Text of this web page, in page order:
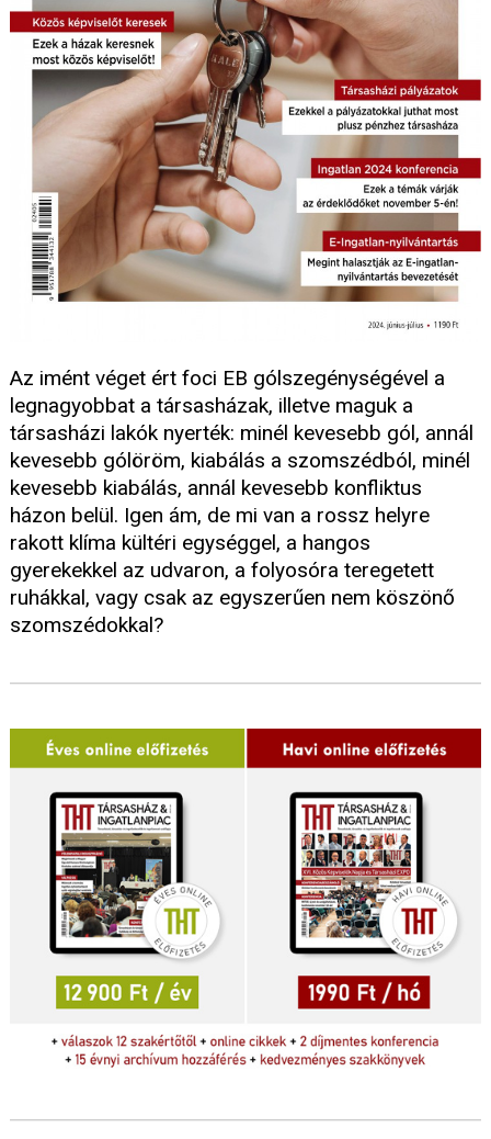
Az imént véget ért foci EB gólszegénységével a
legnagyobbat a társasházak, illetve maguk a
társasházi lakók nyerték: minél kevesebb gól, annál
kevesebb gólöröm, kiabálás a szomszédból, minél
kevesebb kiabálás, annál kevesebb konfliktus
házon belül. Igen ám, de mi van a rossz helyre
rakott klíma kültéri egységgel, a hangos
gyerekekkel az udvaron, a folyosóra teregetett
ruhákkal, vagy csak az egyszerűen nem köszönő
szomszédokkal?